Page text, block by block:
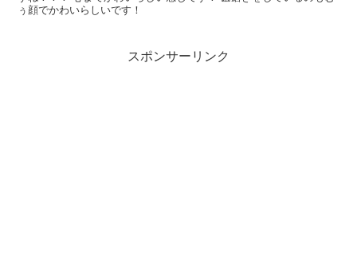
ぅ顔でかわいらしいです！
スポンサーリンク